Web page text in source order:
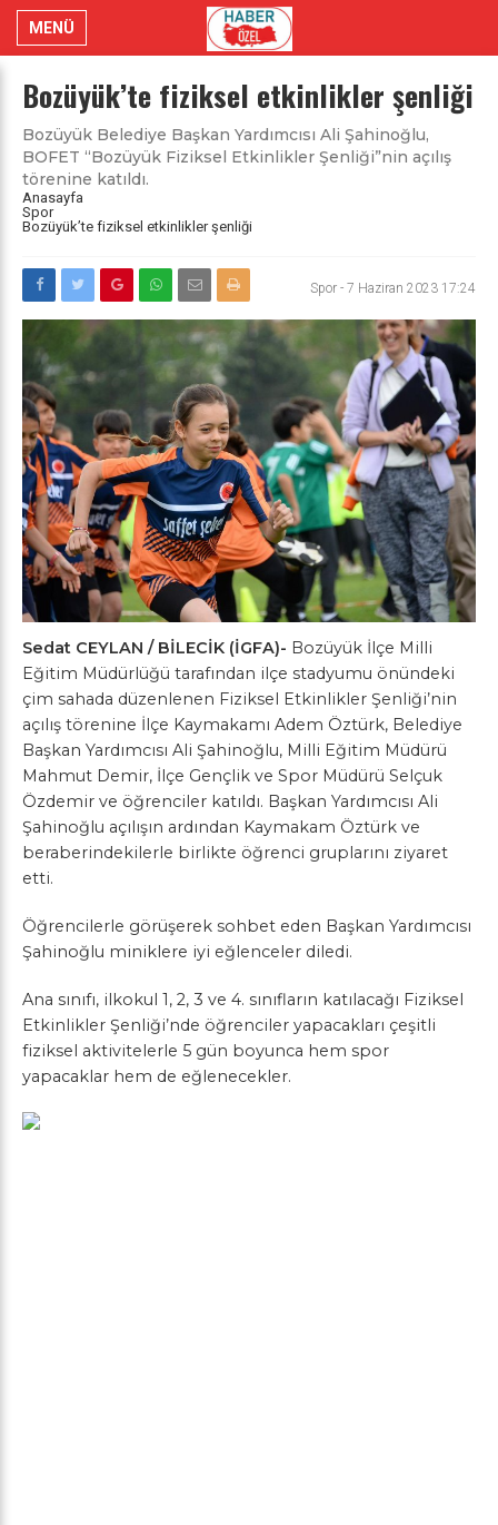
MENÜ
Bozüyük’te fiziksel etkinlikler şenliği
Bozüyük Belediye Başkan Yardımcısı Ali Şahinoğlu,
BOFET “Bozüyük Fiziksel Etkinlikler Şenliği”nin açılış
törenine katıldı.
Anasayfa
Spor
Bozüyük’te fiziksel etkinlikler şenliği
Spor - 7 Haziran 2023 17:24
Sedat CEYLAN / BİLECİK (İGFA)- Bozüyük İlçe Milli
Eğitim Müdürlüğü tarafından ilçe stadyumu önündeki
çim sahada düzenlenen Fiziksel Etkinlikler Şenliği’nin
açılış törenine İlçe Kaymakamı Adem Öztürk, Belediye
Başkan Yardımcısı Ali Şahinoğlu, Milli Eğitim Müdürü
Mahmut Demir, İlçe Gençlik ve Spor Müdürü Selçuk
Özdemir ve öğrenciler katıldı. Başkan Yardımcısı Ali
Şahinoğlu açılışın ardından Kaymakam Öztürk ve
beraberindekilerle birlikte öğrenci gruplarını ziyaret
etti.
Öğrencilerle görüşerek sohbet eden Başkan Yardımcısı
Şahinoğlu miniklere iyi eğlenceler diledi.
Ana sınıfı, ilkokul 1, 2, 3 ve 4. sınıfların katılacağı Fiziksel
Etkinlikler Şenliği’nde öğrenciler yapacakları çeşitli
fiziksel aktivitelerle 5 gün boyunca hem spor
yapacaklar hem de eğlenecekler.